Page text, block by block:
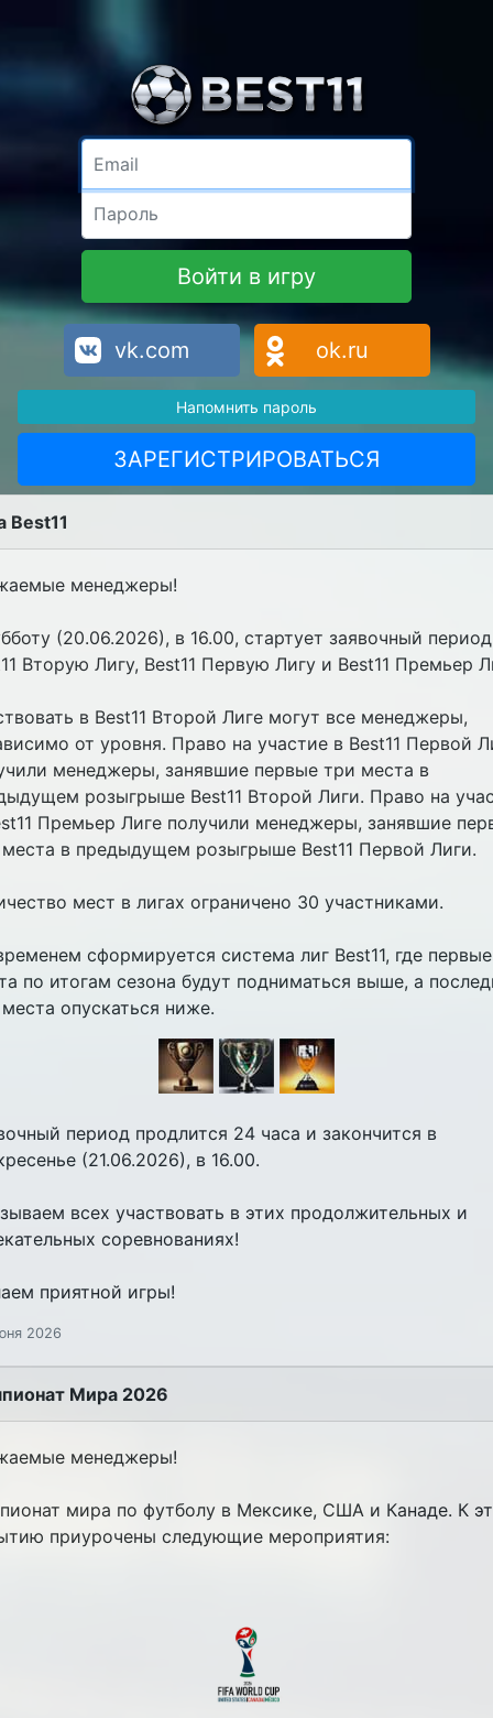
Войти в игру
vk.com ok.ru
Напомнить пароль
ЗАРЕГИСТРИРОВАТЬСЯ
Best11
менеджеры!
(20.06.2026), в 16.00, стартует заявочный
Вторую Лигу, Best11 Первую Лигу и Best11 Премьер
в Best11 Второй Лиге могут все менеджеры,
от уровня. Право на участие в Best11 Первой
менеджеры, занявшие первые три места в
розыгрыше Best11 Второй Лиги. Право на
Премьер Лиге получили менеджеры, занявшие
в предыдущем розыгрыше Best11 Первой Лиги.
мест в лигах ограничено 30 участниками.
сформируется система лиг Best11, где
по итогам сезона будут подниматься выше, а
опускаться ниже.
период продлится 24 часа и закончится в
(21.06.2026), в 16.00.
всех участвовать в этих продолжительных и
соревнованиях!
приятной игры!
2026
Мира 2026
менеджеры!
мира по футболу в Мексике, США и Канаде. К
приурочены следующие мероприятия: